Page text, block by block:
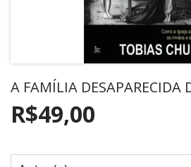
A FAMÍLIA DESAPARECIDA
R$49,00